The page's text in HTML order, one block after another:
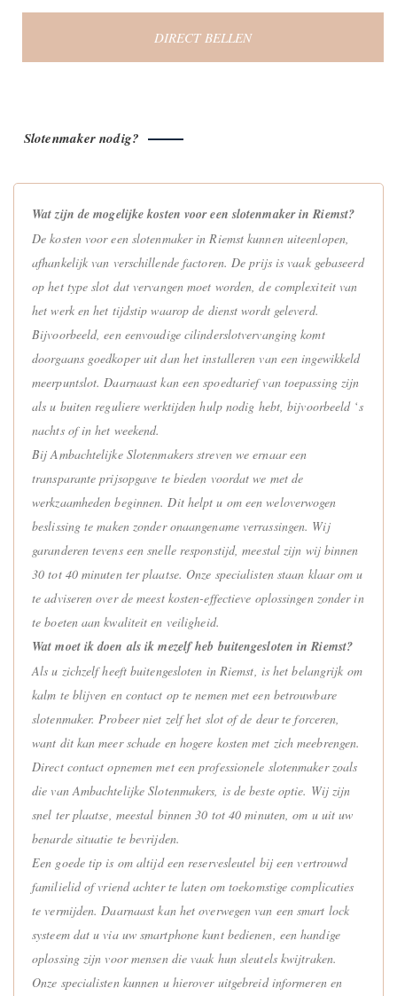
DIRECT BELLEN
Slotenmaker nodig?
Wat zijn de mogelijke kosten voor een slotenmaker in Riemst?
De kosten voor een slotenmaker in Riemst kunnen uiteenlopen,
afhankelijk van verschillende factoren. De prijs is vaak gebaseerd
op het type slot dat vervangen moet worden, de complexiteit van
het werk en het tijdstip waarop de dienst wordt geleverd.
Bijvoorbeeld, een eenvoudige cilinderslotvervanging komt
doorgaans goedkoper uit dan het installeren van een ingewikkeld
meerpuntslot. Daarnaast kan een spoedtarief van toepassing zijn
als u buiten reguliere werktijden hulp nodig hebt, bijvoorbeeld ‘s
nachts of in het weekend.
Bij Ambachtelijke Slotenmakers streven we ernaar een
transparante prijsopgave te bieden voordat we met de
werkzaamheden beginnen. Dit helpt u om een weloverwogen
beslissing te maken zonder onaangename verrassingen. Wij
garanderen tevens een snelle responstijd, meestal zijn wij binnen
30 tot 40 minuten ter plaatse. Onze specialisten staan klaar om u
te adviseren over de meest kosten-effectieve oplossingen zonder in
te boeten aan kwaliteit en veiligheid.
Wat moet ik doen als ik mezelf heb buitengesloten in Riemst?
Als u zichzelf heeft buitengesloten in Riemst, is het belangrijk om
kalm te blijven en contact op te nemen met een betrouwbare
slotenmaker. Probeer niet zelf het slot of de deur te forceren,
want dit kan meer schade en hogere kosten met zich meebrengen.
Direct contact opnemen met een professionele slotenmaker zoals
die van Ambachtelijke Slotenmakers, is de beste optie. Wij zijn
snel ter plaatse, meestal binnen 30 tot 40 minuten, om u uit uw
benarde situatie te bevrijden.
Een goede tip is om altijd een reservesleutel bij een vertrouwd
familielid of vriend achter te laten om toekomstige complicaties
te vermijden. Daarnaast kan het overwegen van een smart lock
systeem dat u via uw smartphone kunt bedienen, een handige
oplossing zijn voor mensen die vaak hun sleutels kwijtraken.
Onze specialisten kunnen u hierover uitgebreid informeren en